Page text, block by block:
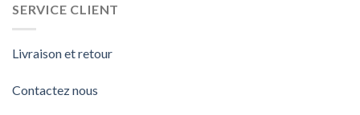
SERVICE CLIENT
Livraison et retour
Contactez nous